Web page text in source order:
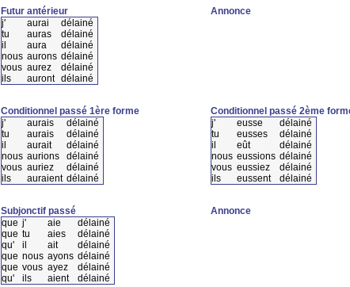
Futur antérieur
j'
aurai
délainé
tu
auras
délainé
il
aura
délainé
nous aurons délainé
vous aurez
délainé
ils
auront délainé
Annonce
Conditionnel passé 1ère forme
j'
aurais
délainé
tu
aurais
délainé
il
aurait
délainé
nous aurions
délainé
vous auriez
délainé
ils
auraient délainé
Conditionnel passé 2ème
j'
eusse
délainé
tu
eusses
délainé
il
eût
délainé
nous eussions délainé
vous eussiez
délainé
ils
eussent délainé
Subjonctif passé
que j' aie
délainé
que tu aies
délainé
qu'
il ait
délainé
que nous ayons délainé
que vous ayez
délainé
qu'
ils aient délainé
Annonce